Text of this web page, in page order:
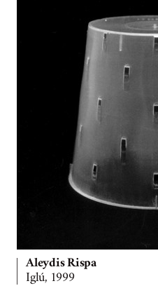
Aleydis Rispa
Iglú, 1999